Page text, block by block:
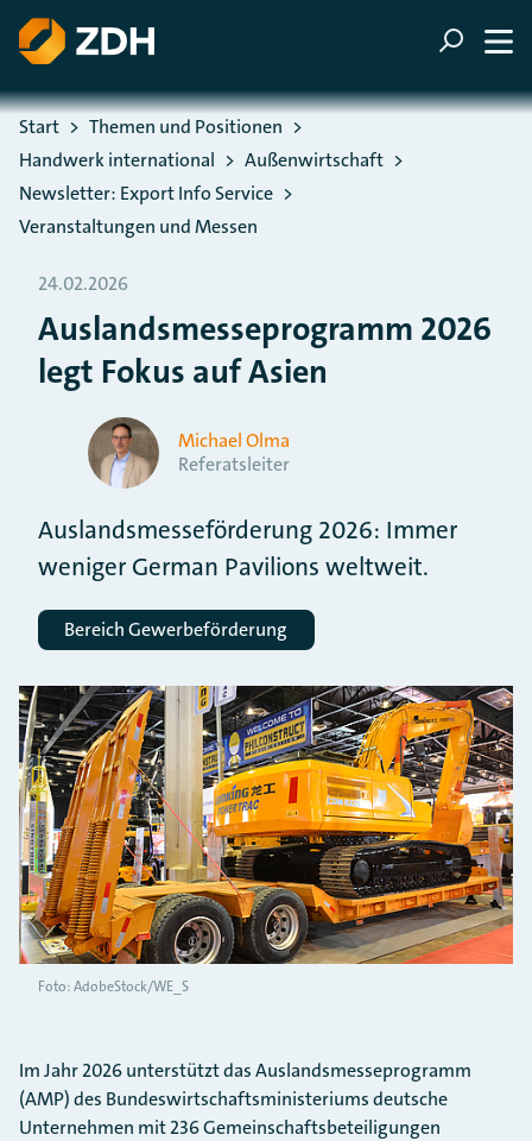
ZUM HAUPTINHALT SPRINGEN
ZUR SUCHE SPRINGEN
Sie befinden sich hier:
Start
Themen und Positionen
Handwerk international
Außenwirtschaft
Newsletter: Export Info Service
Veranstaltungen und Messen
24.02.2026
Auslandsmesseprogramm 2026
legt Fokus auf Asien
Michael Olma
Referatsleiter
Auslandsmesseförderung 2026: Immer
weniger German Pavilions weltweit.
Bereich Gewerbeförderung
Foto: AdobeStock/WE_S
Im Jahr 2026 unterstützt das Auslandsmesseprogramm
(AMP) des Bundeswirtschaftsministeriums deutsche
Unternehmen mit 236 Gemeinschaftsbeteiligungen